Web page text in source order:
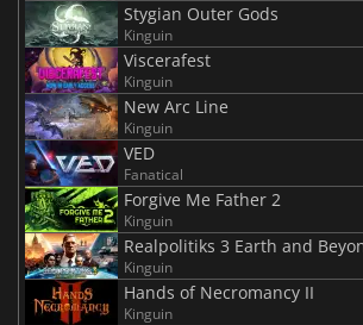
Stygian Outer Gods
Kinguin
Viscerafest
Kinguin
New Arc Line
Kinguin
VED
Fanatical
Forgive Me Father 2
Kinguin
Realpolitiks 3 Earth and
Kinguin
Hands of Necromancy II
Kinguin